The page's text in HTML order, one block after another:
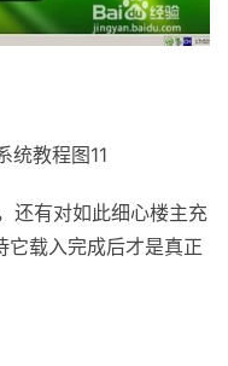
教程图11
有对如此细心楼主充
载入完成后才是真正